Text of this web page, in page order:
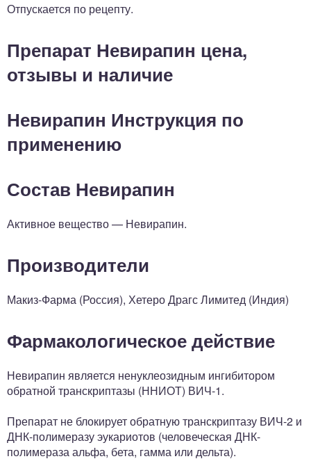
Отпускается по рецепту.
Препарат Невирапин цена,
отзывы и наличие
Невирапин Инструкция по
применению
Состав Невирапин
Активное вещество — Невирапин.
Производители
Макиз-Фарма (Россия), Хетеро Драгс Лимитед (Индия)
Фармакологическое действие
Невирапин является ненуклеозидным ингибитором
обратной транскриптазы (ННИОТ) ВИЧ-1.
Препарат не блокирует обратную транскриптазу ВИЧ-2 и
ДНК-полимеразу эукариотов (человеческая ДНК-
полимераза альфа, бета, гамма или дельта).